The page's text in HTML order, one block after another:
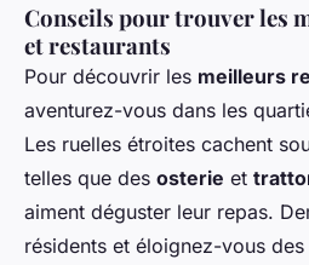
Conseils pour trouver les
et restaurants
Pour découvrir les meilleurs
aventurez-vous dans les
Les ruelles étroites cachent
telles que des osterie et
aiment déguster leur repas.
résidents et éloignez-vous